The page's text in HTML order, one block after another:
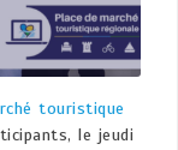
touristique
le jeudi